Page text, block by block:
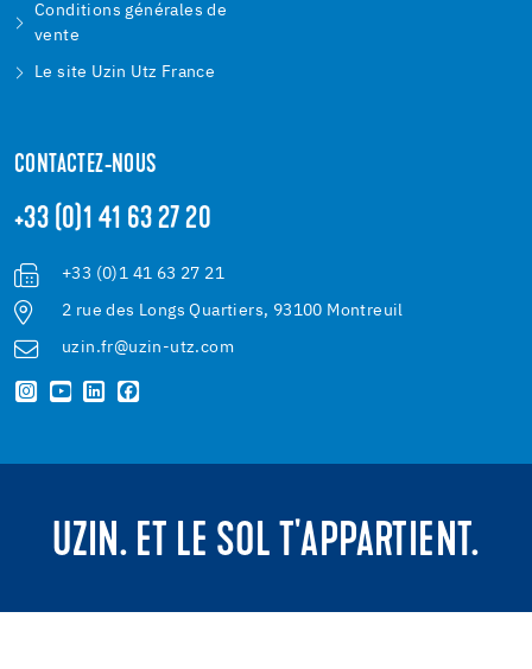
Conditions générales de
vente
Le site Uzin Utz France
CONTACTEZ-NOUS
+33 (0)1 41 63 27 20
+33 (0)1 41 63 27 21
2 rue des Longs Quartiers, 93100 Montreuil
uzin.fr@uzin-utz.com
UZIN. ET LE SOL T'APPARTIENT.